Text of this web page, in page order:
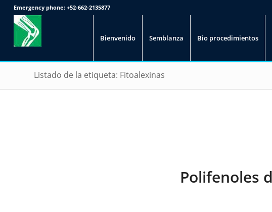
Emergency phone: +52-662-2135877
Bienvenido Semblanza Bio procedimientos
Listado de la etiqueta: Fitoalexinas
Polifenoles